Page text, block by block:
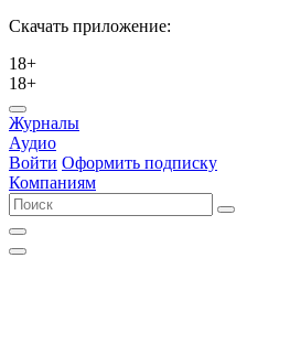
Скачать приложение:
18+
18+
Журналы
Аудио
Войти Оформить подписку
Компаниям